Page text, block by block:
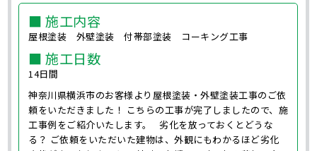
■ 施工内容
屋根塗装 外壁塗装 付帯部塗装 コーキング工事
■ 施工日数
14日間
神奈川県横浜市のお客様より屋根塗装・外壁塗装工事のご依
頼をいただきました！ こちらの工事が完了しましたので、施
工事例をご紹介いたします。 劣化を放っておくとどうな
る？ ご依頼をいただいた建物は、外観にもわかるほど劣化